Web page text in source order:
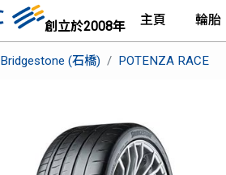
創立於2008年 主頁 輪胎
Bridgestone (石橋) POTENZA RACE